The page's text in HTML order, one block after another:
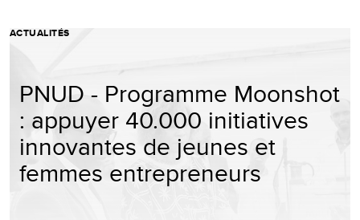
ACTUALITÉS
PNUD - Programme Moonshot
: appuyer 40.000 initiatives
innovantes de jeunes et
femmes entrepreneurs